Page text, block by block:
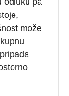
može